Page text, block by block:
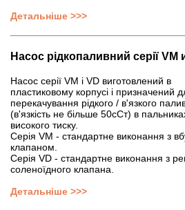
Детальніше >>>
Насос рідкопаливний серії VM
Насос серії VM і VD виготовлений в
пластиковому корпусі і призначений
перекачування рідкого / в'язкого
(в'язкість не більше 50сСт) в
високого тиску.
Серія VM - стандартне виконання з
клапаном.
Серія VD - стандартне виконання з
соленоїдного клапана.
Детальніше >>>